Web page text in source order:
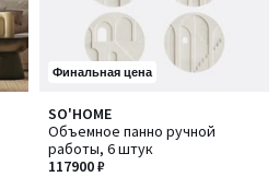
Финальная цена
SO'HOME
Объемное панно ручной
работы, 6 штук
117900 ₽